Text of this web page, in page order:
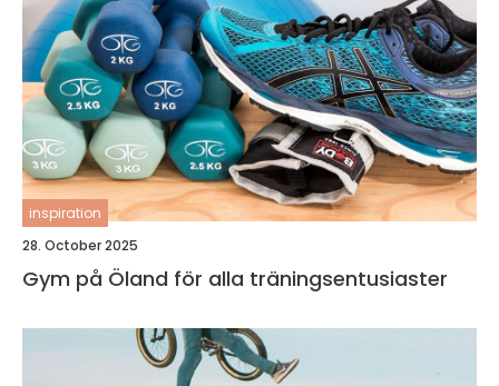
inspiration
28. October 2025
Gym på Öland för alla träningsentusiaster